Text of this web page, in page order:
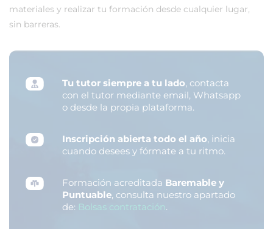
materiales y realizar tu formación desde cualquier lugar,
sin barreras.
Tu tutor siempre a tu lado, contacta
con el tutor mediante email, Whatsapp
o desde la propia plataforma.
Inscripción abierta todo el año, inicia
cuando desees y fórmate a tu ritmo.
Formación acreditada Baremable y
Puntuable, consulta nuestro apartado
de: Bolsas contratación.